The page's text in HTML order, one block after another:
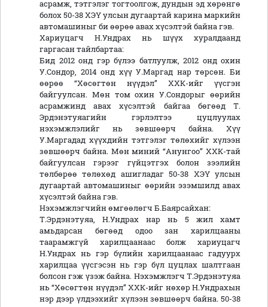
асрамж, тэтгэлэг тогтоолгож, дундын эд хөрөнгө
болох 50-38 ХЭҮ улсын дугаартай карина маркийн
автомашиныг би өөрөө авах хүсэлтэй байна гэв.
Хариуцагч Н.Ундрах нь шүүх хуралдаанд
гаргасан тайлбартаа:
Бид 2012 онд гэр бүлээ батлуулж, 2012 онд охин
У.Сондор, 2014 онд хүү У.Маргад нар төрсөн. Би
өөрөө “Хөсөгтөн нүүдэл” ХХК-ийг үүсгэн
байгуулсан. Мөн том охин У.Сондорыг өөрийн
асрамжинд авах хүсэлтэй байгаа бөгөөд Т.
Эрдэнэтуяагийн гэрлэлтээ цуцлуулах
нэхэмжлэлийг нь зөвшөөрч байна. Хүү
У.Маргадад хүүхдийн тэтгэлэг төлөхийг хүлээн
зөвшөөрч байна. Мөн миний “Анунгоо” ХХК-тай
байгуулсан гэрээг гүйцэтгэх болон зээлийн
төлбөрөө төлөхөд ашигладаг 50-38 ХЭҮ улсын
дугаартай автомашиныг өөрийн эзэмшилд авах
хүсэлтэй байна гэв.
Нэхэмжлэгчийн өмгөөлөгч Б.Баярсайхан:
Т.Эрдэнэтуяа, Н.Ундрах нар нь 5 жил хамт
амьдарсан бөгөөд одоо зан харилцааны
таарамжгүй харилцаанаас болж хариуцагч
Н.Ундрах нь гэр бүлийн харилцаанаас гадуурх
харилцаа үүсгэсэн нь гэр бүл цуцлах шалтгаан
болсон гэж үзэж байна. Нэхэмжлэгч Т.Эрдэнэтуяа
нь “Хөсөгтөн нүүдэл” ХХК-ийг нөхөр Н.Ундрахын
нэр дээр үлдээхийг хүлээн зөвшөөрч байна. 50-38